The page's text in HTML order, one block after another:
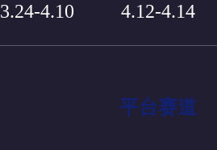
3.24-4.10 4.12-4.14
平台赛道